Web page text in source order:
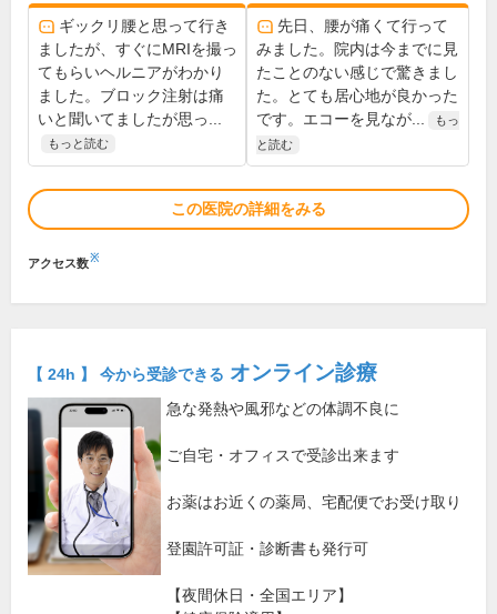
ギックリ腰と思って行き
ましたが、すぐにMRIを撮っ
てもらいヘルニアがわかり
ました。ブロック注射は痛
いと聞いてましたが思っ...
もっと読む
先日、腰が痛くて行って
みました。院内は今までに見
たことのない感じで驚きまし
た。とても居心地が良かった
です。エコーを見なが...
もっ
と読む
この医院の詳細をみる
アクセス数※
【 24h 】 今から受診できる オンライン診療
急な発熱や風邪などの体調不良に
ご自宅・オフィスで受診出来ます
お薬はお近くの薬局、宅配便でお受け取り
登園許可証・診断書も発行可
【夜間休日・全国エリア】